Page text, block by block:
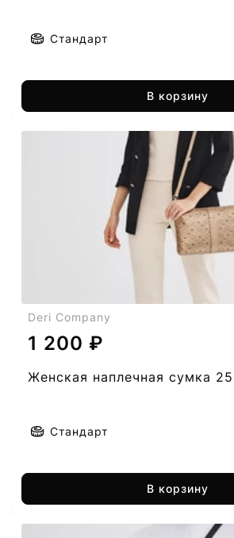
Стандарт
В корзину
Deri Company
1 200 ₽
Женская наплечная сумка
Стандарт
В корзину